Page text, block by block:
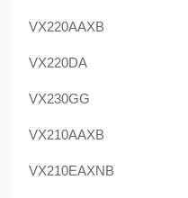
VX220AAXB
VX220DA
VX230GG
VX210AAXB
VX210EAXNB